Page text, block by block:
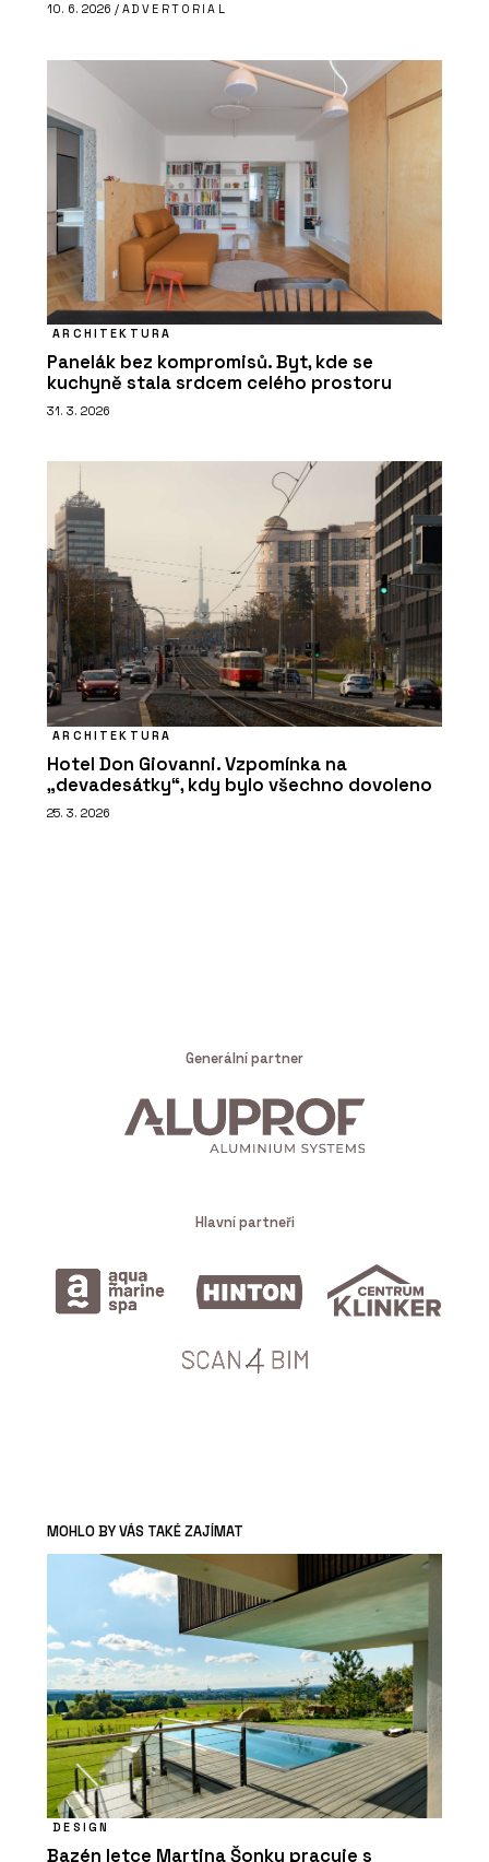
10. 6. 2026 / ADVERTORIAL
ARCHITEKTURA
Panelák bez kompromisů. Byt, kde se
kuchyně stala srdcem celého prostoru
31. 3. 2026
ARCHITEKTURA
Hotel Don Giovanni. Vzpomínka na
„devadesátky“, kdy bylo všechno dovoleno
25. 3. 2026
Generální partner
Hlavní partneři
MOHLO BY VÁS TAKÉ ZAJÍMAT
DESIGN
Bazén letce Martina Šonky pracuje s